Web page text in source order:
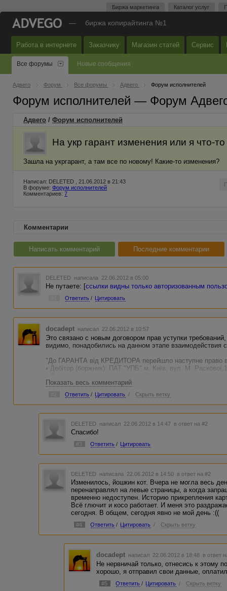
Биржа маркетинга Каталог услуг
— биржа копирайтинга №1
Работа в интернете Заказчику Магазин статей Сервис
Все форумы Новые сообщения
Адвего Форум Все форумы Адвего Форум исполнителей
Форум исполнителей — Форум
Адвего / Форум исполнителей
На укр гарант изменения или я что-
Зашла на укргарант, а там все по новому! Какие-то изменения?
Написал: DELETED , 21.06.2012 в 21:43
В форуме: Форум исполнителей
Комментариев: 7
Комментарии
Написать комментарий Последние комментарии
DELETED написала 22.06.2012 в 05:00
Не путаете: [ссылки видны только авторизованным
Ответить / Цитировать
docadept написал 22.06.2012 в 10:57
Это связано с новым договором прав уступки
видимо, понадобились на данном этапе взаимодействия
"До ГАРАНТА від КРЕДИТОРА перейшло наступне право
• Дебітор (боржник): ПАТ "УПБ" м. Київ, вул. М.
на депозит «УНІВЕРСАЛЬНИЙ» від 7 лютого 2012 року.
• Розмір відступлення прав вимоги: 1000 гривень
ставки по депозиту."
Кроме того, что средства переводятся на наши
личные данные о себе нужно еще раз ввести на
Показать весь комментарий
Ответить / Цитировать / Скрыть ветку
DELETED написал 22.06.2012 в 14:47 в ответ на #2
Спасибо!
#3 Ответить / Цитировать
DELETED написала 22.06.2012 в 14:50 в ответ на #2
Изменилось, йошкин кот. Вчера не могла весь
перенаправлял на левые страницы, а когда
временно недоступен. Историю прикрепления
Всё глючит и косо работает. И меня это
сегодня. В общем, сегодня явно не мой день :((
#4 Ответить / Цитировать / Скрыть ветку
docadept написал 22.06.2012 в 18:48 в ответ
Не нервничай только, отнесись к этому
хорошо, я отправил свои данные,
#5 Ответить / Цитировать / Скрыть ветку